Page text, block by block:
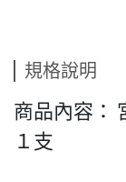
規格說明
商品內容：
１支